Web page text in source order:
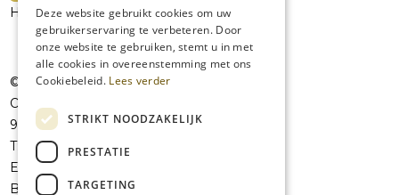
Handelaars
© JolieVOF
Oudenaardsesteenweg 258a
9420 Erpe-Mere
T:
+32 53 41 07 42
E:
info@jolievof.be
BE 0808456101
Deze website gebruikt cookies om uw
gebruikerservaring te verbeteren. Door
onze website te gebruiken, stemt u in met
alle cookies in overeenstemming met ons
Cookiebeleid. Lees verder
STRIKT NOODZAKELIJK
PRESTATIE
TARGETING